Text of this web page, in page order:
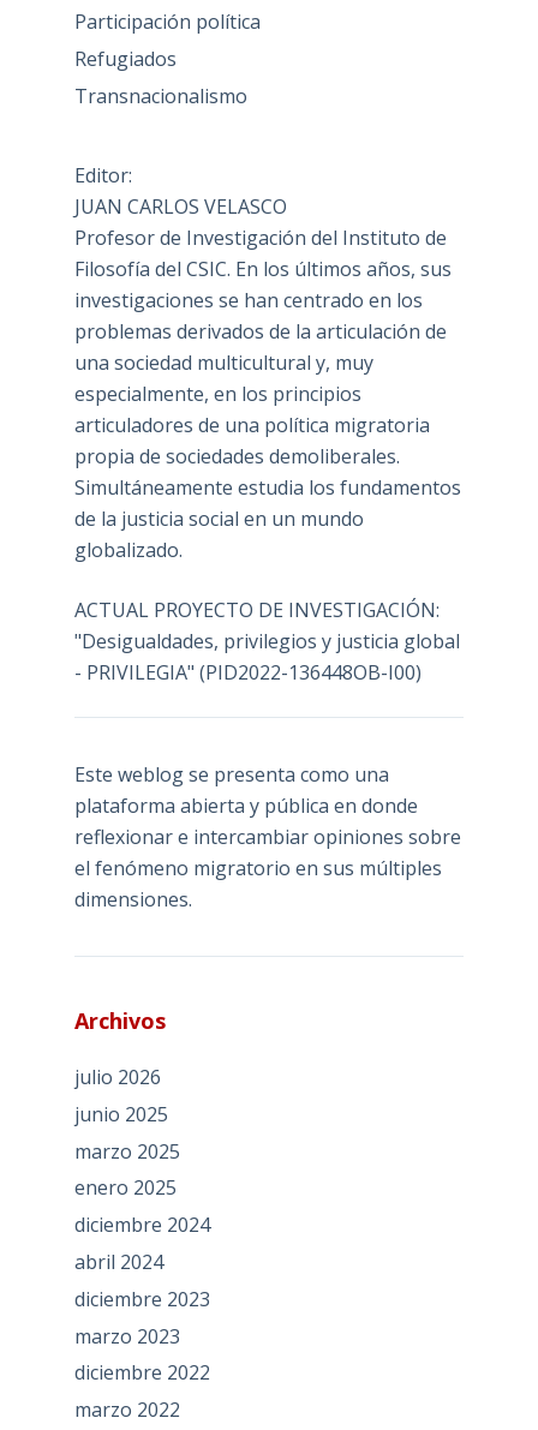
Participación política
Refugiados
Transnacionalismo
Editor:
JUAN CARLOS VELASCO
Profesor de Investigación del Instituto de
Filosofía del CSIC. En los últimos años, sus
investigaciones se han centrado en los
problemas derivados de la articulación de
una sociedad multicultural y, muy
especialmente, en los principios
articuladores de una política migratoria
propia de sociedades demoliberales.
Simultáneamente estudia los fundamentos
de la justicia social en un mundo
globalizado.
ACTUAL PROYECTO DE INVESTIGACIÓN:
"Desigualdades, privilegios y justicia global
- PRIVILEGIA" (PID2022-136448OB-I00)
Este weblog se presenta como una
plataforma abierta y pública en donde
reflexionar e intercambiar opiniones sobre
el fenómeno migratorio en sus múltiples
dimensiones.
Archivos
julio 2026
junio 2025
marzo 2025
enero 2025
diciembre 2024
abril 2024
diciembre 2023
marzo 2023
diciembre 2022
marzo 2022